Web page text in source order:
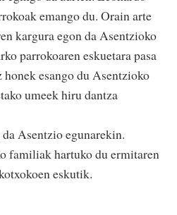
emango du. Orain arte
kargura egon da Asentzioko
parrokoaren eskuetara pasa
honek esango du Asentzioko
umeek hiru dantza
Asentzio egunarekin.
familiak hartuko du ermitaren
eskutik.